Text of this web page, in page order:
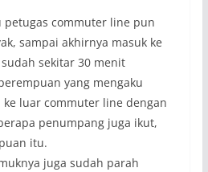
petugas commuter line pun
sampai akhirnya masuk ke
sekitar 30 menit
yang mengaku
luar commuter line dengan
penumpang juga ikut,
itu.
juga sudah parah